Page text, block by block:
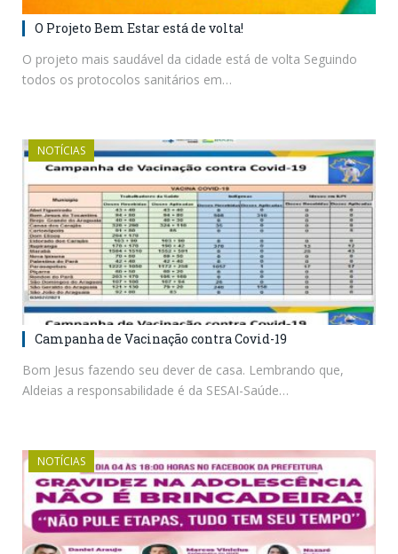
O Projeto Bem Estar está de volta!
O projeto mais saudável da cidade está de volta Seguindo
todos os protocolos sanitários em…
NOTÍCIAS
Campanha de Vacinação contra Covid-19
Bom Jesus fazendo seu dever de casa. Lembrando que,
Aldeias a responsabilidade é da SESAI-Saúde…
NOTÍCIAS